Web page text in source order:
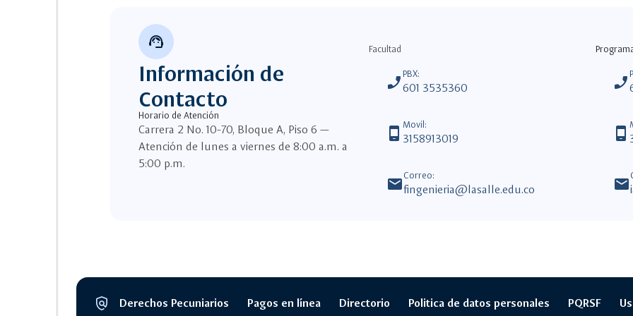
support_agent
Información de
Contacto
Horario de Atención
Carrera 2 No. 10-70, Bloque A, Piso 6 —
Atención de lunes a viernes de 8:00 a.m. a
5:00 p.m.
Facultad
phone_enabledPBX:
601 3535360
phone_androidMovil:
3158913019
mailCorreo:
fingenieria@lasalle.edu.co
phone_enabled
phone_android
mail
policy Segmento
Derechos Pecuniarios Pagos en línea Directorio Politica de datos personales PQRSF